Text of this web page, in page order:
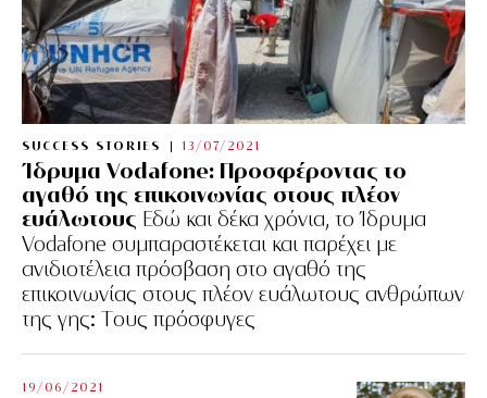
SUCCESS STORIES 13/07/2021
Ίδρυμα Vodafone: Προσφέροντας το
αγαθό της επικοινωνίας στους πλέον
ευάλωτους Εδώ και δέκα χρόνια, το Ίδρυμα
Vodafone συμπαραστέκεται και παρέχει με
ανιδιοτέλεια πρόσβαση στο αγαθό της
επικοινωνίας στους πλέον ευάλωτους ανθρώπων
της γης: Tους πρόσφυγες
19/06/2021